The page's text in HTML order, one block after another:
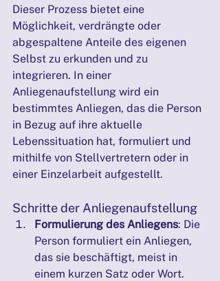
Dieser Prozess bietet eine
Möglichkeit, verdrängte oder
abgespaltene Anteile des eigenen
Selbst zu erkunden und zu
integrieren. In einer
Anliegenaufstellung wird ein
bestimmtes Anliegen, das die Person
in Bezug auf ihre aktuelle
Lebenssituation hat, formuliert und
mithilfe von Stellvertretern oder in
einer Einzelarbeit aufgestellt.
Schritte der Anliegenaufstellung
Formulierung des Anliegens: Die
Person formuliert ein Anliegen,
das sie beschäftigt, meist in
einem kurzen Satz oder Wort.